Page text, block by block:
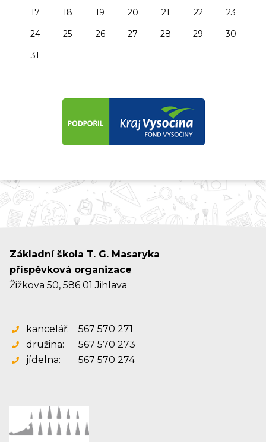
17
18 19 20 21 22
23
24
25 26 27 28 29
30
31
Základní škola T. G. Masaryka
příspěvková organizace
Žižkova 50, 586 01 Jihlava
kancelář:
567 570 271
družina:
567 570 273
jídelna:
567 570 274